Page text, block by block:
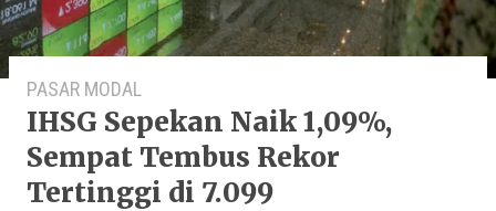
PASAR MODAL
IHSG Sepekan Naik 1,09%,
Sempat Tembus Rekor
Tertinggi di 7.099